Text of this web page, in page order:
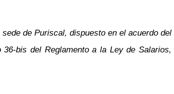
de Puriscal, dispuesto en el acuerdo del
bis del Reglamento a la Ley de Salarios,